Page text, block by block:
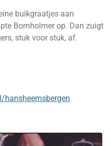
buikgraatjes aan
Bornholmer op. Dan zuigt
stuk voor stuk, af.
hansheemsbergen